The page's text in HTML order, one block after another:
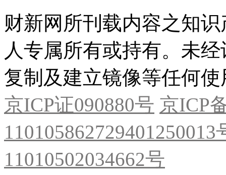
财新网所刊载内容之知
人专属所有或持有。未
复制及建立镜像等任何使
京ICP证090880号 京ICP
11010502034662号